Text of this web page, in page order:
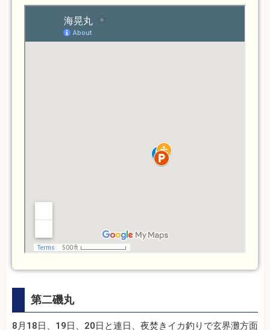
第二磯丸
8月18日、19日、20日と連日、夜焚きイカ釣りで玄界灘方面